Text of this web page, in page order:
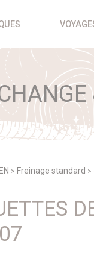
> Freinage standard >